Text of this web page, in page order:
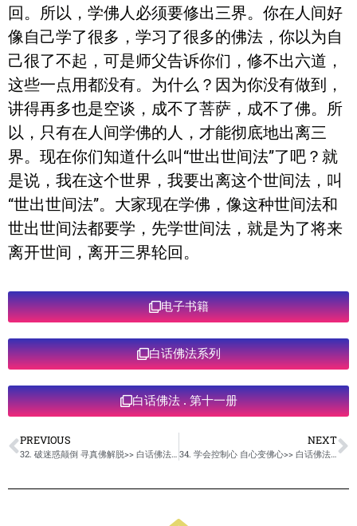
回。所以，学佛人必须要修出三界。你在人间好
像自己学了很多，学习了很多的佛法，你以为自
己很了不起，可是师父告诉你们，修不出六道，
这些一点用都没有。为什么？因为你没有做到，
讲得再多也是空谈，成不了菩萨，成不了佛。所
以，只有在人间学佛的人，才能彻底地出离三
界。现在你们知道什么叫“世出世间法”了吧？就
是说，我在这个世界，我要出离这个世间法，叫
“世出世间法”。大家现在学佛，像这种世间法和
世出世间法都要学，先学世间法，就是为了将来
离开世间，离开三界轮回。
电子书籍
白话佛法系列
白话佛法 . 第十一册
PREVIOUS
32. 破迷惑颠倒 寻真佛解脱>> 白话佛法 >>第十一册
NEXT
34. 学会控制心 自心变佛心>> 白话佛法 >>第十一册